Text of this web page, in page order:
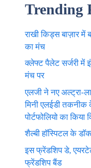
Trending
राखी किड्स बाज़ार में
का मंच
क्लेफ्ट पैलेट सर्जरी में
मंच पर
एलजी ने नए अल्ट्रा-
मिनी एलईडी तकनीक
पोर्टफोलियो का किया
शैल्बी हॉस्पिटल के
इस फ्रेंडशिप डे,
फ्रेंडशिप बैंड